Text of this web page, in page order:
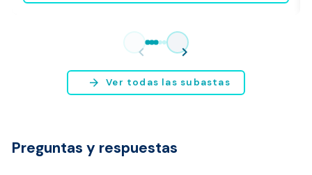
* Servicio disponible exclusivamente para inmuebles ubicados en
Bogotá y Medellín.
chevron_left chevron_right
arrow_forward Ver todas las subastas
Preguntas y respuestas